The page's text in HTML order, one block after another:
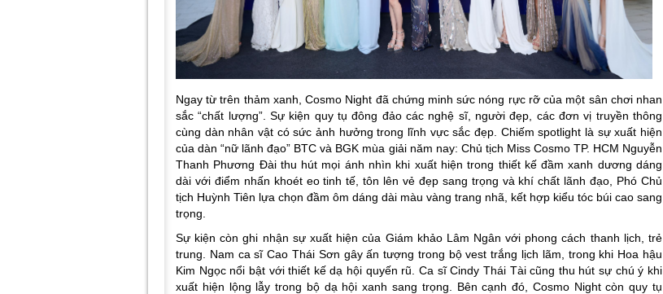
Ngay từ trên thảm xanh, Cosmo Night đã chứng minh sức nóng rực rỡ của một sân chơi nhan
sắc “chất lượng”. Sự kiện quy tụ đông đảo các nghệ sĩ, người đẹp, các đơn vị truyền thông
cùng dàn nhân vật có sức ảnh hưởng trong lĩnh vực sắc đẹp. Chiếm spotlight là sự xuất hiện
của dàn “nữ lãnh đạo” BTC và BGK mùa giải năm nay: Chủ tịch Miss Cosmo TP. HCM Nguyễn
Thanh Phương Đài thu hút mọi ánh nhìn khi xuất hiện trong thiết kế đầm xanh dương dáng
dài với điểm nhấn khoét eo tinh tế, tôn lên vẻ đẹp sang trọng và khí chất lãnh đạo, Phó Chủ
tịch Huỳnh Tiên lựa chọn đầm ôm dáng dài màu vàng trang nhã, kết hợp kiểu tóc búi cao sang
trọng.
Sự kiện còn ghi nhận sự xuất hiện của Giám khảo Lâm Ngân với phong cách thanh lịch, trẻ
trung. Nam ca sĩ Cao Thái Sơn gây ấn tượng trong bộ vest trắng lịch lãm, trong khi Hoa hậu
Kim Ngọc nổi bật với thiết kế dạ hội quyến rũ. Ca sĩ Cindy Thái Tài cũng thu hút sự chú ý khi
xuất hiện lộng lẫy trong bộ dạ hội xanh sang trọng. Bên cạnh đó, Cosmo Night còn quy tụ